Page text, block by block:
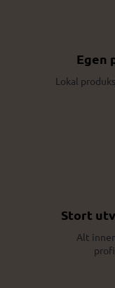
Egen
Lokal
Stort
Alt